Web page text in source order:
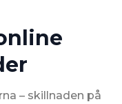
– skillnaden på